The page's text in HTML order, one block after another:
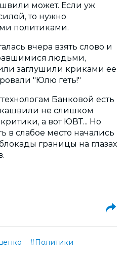
может. Если уж
то нужно
политиками.
вчера взять слово и
людьми,
заглушили криками ее
"Юлю геть!"
Банковой есть
не слишком
а вот ЮВТ... Но
в слабое место начались
границы на глазах
#Политики